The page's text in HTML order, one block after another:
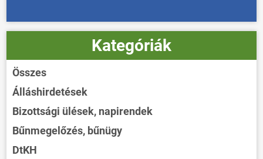
Kategóriák
Összes
Álláshirdetések
Bizottsági ülések, napirendek
Bűnmegelőzés, bűnügy
DtKH